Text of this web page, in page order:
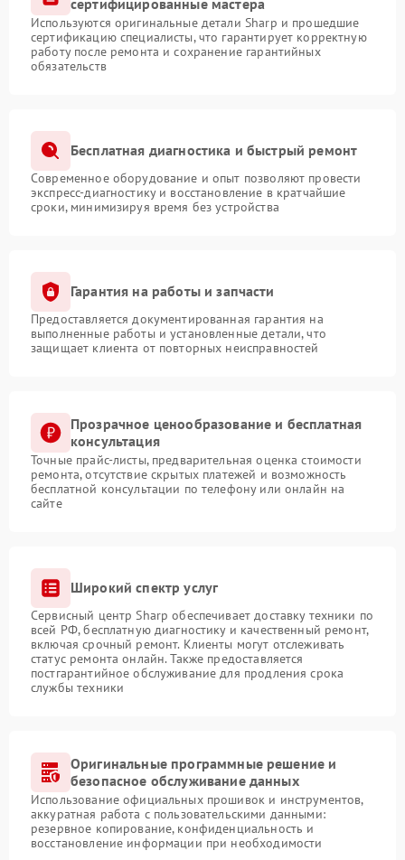
Используются оригинальные детали Sharp и прошедшие
сертификацию специалисты, что гарантирует корректную
работу после ремонта и сохранение гарантийных
обязательств
Бесплатная диагностика и быстрый ремонт
Современное оборудование и опыт позволяют провести
экспресс-диагностику и восстановление в кратчайшие
сроки, минимизируя время без устройства
Гарантия на работы и запчасти
Предоставляется документированная гарантия на
выполненные работы и установленные детали, что
защищает клиента от повторных неисправностей
Прозрачное ценообразование и бесплатная
консультация
Точные прайс-листы, предварительная оценка стоимости
ремонта, отсутствие скрытых платежей и возможность
бесплатной консультации по телефону или онлайн на
сайте
Широкий спектр услуг
Сервисный центр Sharp обеспечивает доставку техники по
всей РФ, бесплатную диагностику и качественный ремонт,
включая срочный ремонт. Клиенты могут отслеживать
статус ремонта онлайн. Также предоставляется
постгарантийное обслуживание для продления срока
службы техники
Оригинальные программные решение и
безопасное обслуживание данных
Использование официальных прошивок и инструментов,
аккуратная работа с пользовательскими данными:
резервное копирование, конфиденциальность и
восстановление информации при необходимости